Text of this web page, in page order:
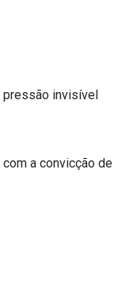
pressão invisível
a convicção de